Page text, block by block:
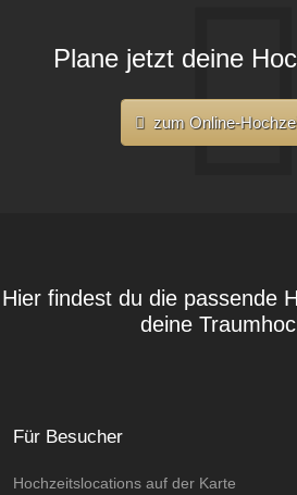
Plane jetzt deine
zum Online-
Hier findest du die passende
deine
Für Besucher
Hochzeitslocations auf der Karte